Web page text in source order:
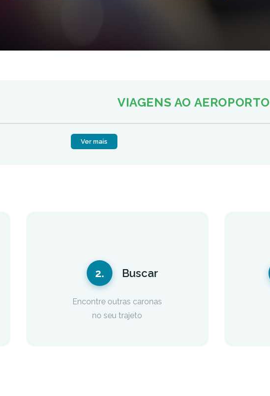
Ver mais
VIAGENS AO AEROPORTO
2. Buscar
Encontre outras caronas
no seu trajeto